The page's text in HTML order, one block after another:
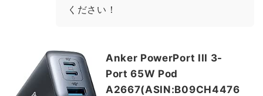
ください！
Anker PowerPort III 3-
Port 65W Pod
A2667(ASIN:B09CH4476